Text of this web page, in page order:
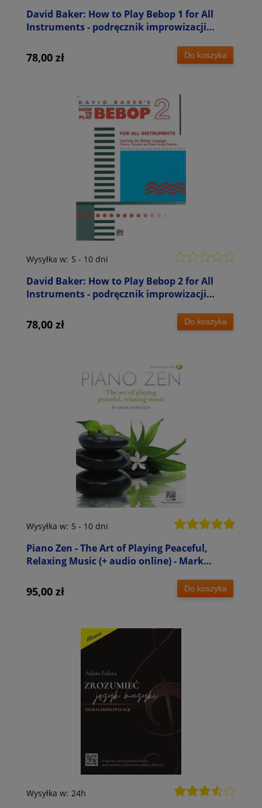
David Baker: How to Play Bebop 1 for All
Instruments - podręcznik improwizacji
78,00 zł Do koszyka
David Baker: How to Play Bebop 2 for All
Instruments - podręcznik improwizacji
Wysyłka w: 5 - 10 dni
78,00 zł Do koszyka
Piano Zen - The Art of Playing Peaceful,
Relaxing Music (+ audio online) - Mark
improwizacji dla pianistów
Wysyłka w: 5 - 10 dni
95,00 zł Do koszyka
Wysyłka w: 24h